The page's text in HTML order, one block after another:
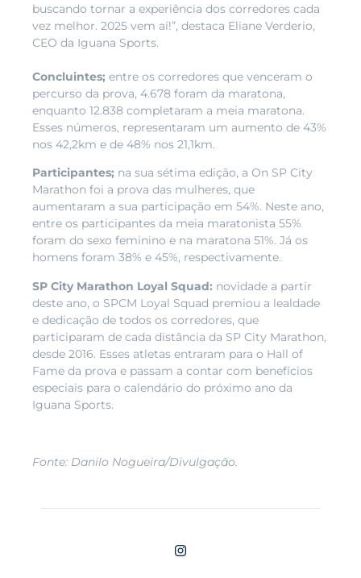
buscando tornar a experiência dos corredores cada
vez melhor. 2025 vem aí!”, destaca Eliane Verderio,
CEO da Iguana Sports.
Concluintes; entre os corredores que venceram o
percurso da prova, 4.678 foram da maratona,
enquanto 12.838 completaram a meia maratona.
Esses números, representaram um aumento de 43%
nos 42,2km e de 48% nos 21,1km.
Participantes; na sua sétima edição, a On SP City
Marathon foi a prova das mulheres, que
aumentaram a sua participação em 54%. Neste ano,
entre os participantes da meia maratonista 55%
foram do sexo feminino e na maratona 51%. Já os
homens foram 38% e 45%, respectivamente.
SP City Marathon Loyal Squad: novidade a partir
deste ano, o SPCM Loyal Squad premiou a lealdade
e dedicação de todos os corredores, que
participaram de cada distância da SP City Marathon,
desde 2016. Esses atletas entraram para o Hall of
Fame da prova e passam a contar com benefícios
especiais para o calendário do próximo ano da
Iguana Sports.
Fonte: Danilo Nogueira/Divulgação.